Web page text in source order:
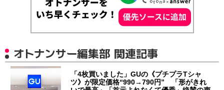
オトナンサー編集部 関連記事
「4枚買いました」GUの《プチプラTシャ
ツ》が限定価格“990→790円” 「形がきれ